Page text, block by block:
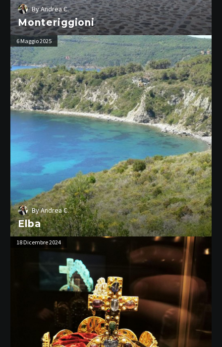
ByAndrea C.
Monteriggioni
Elba
ByAndrea C.
Elba
6 Maggio 2025
Vienna
(Schatzkammer)
18 Dicembre 2024